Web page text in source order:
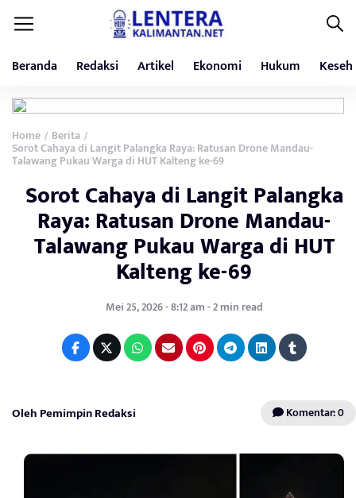
Beranda Redaksi Artikel Ekonomi Hukum
Home / Berita /
Sorot Cahaya di Langit Palangka Raya: Ratusan Drone Mandau-
Talawang Pukau Warga di HUT Kalteng ke-69
Sorot Cahaya di Langit Palangka
Raya: Ratusan Drone Mandau-
Talawang Pukau Warga di HUT
Kalteng ke-69
Mei 25, 2026 - 8:12 am - 2 min read
Oleh Pemimpin Redaksi Komentar: 0